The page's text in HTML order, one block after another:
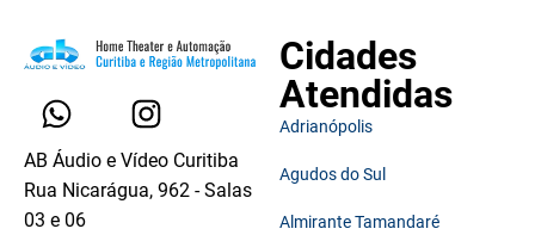
AB Áudio e Vídeo Curitiba
Rua Nicarágua, 962 - Salas
03 e 06
Cidades
Atendidas
Adrianópolis
Agudos do Sul
Almirante Tamandaré